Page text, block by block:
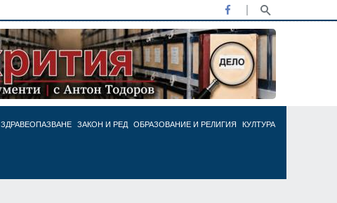
ЗДРАВЕОПАЗВАНЕ ЗАКОН И РЕД ОБРАЗОВАНИЕ И РЕЛИГИЯ КУЛТУРА